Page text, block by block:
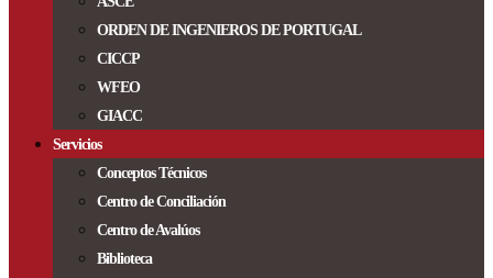
ORDEN DE INGENIEROS DE PORTUGAL
CICCP
WFEO
GIACC
Servicios
Conceptos Técnicos
Centro de Conciliación
Centro de Avalúos
Biblioteca